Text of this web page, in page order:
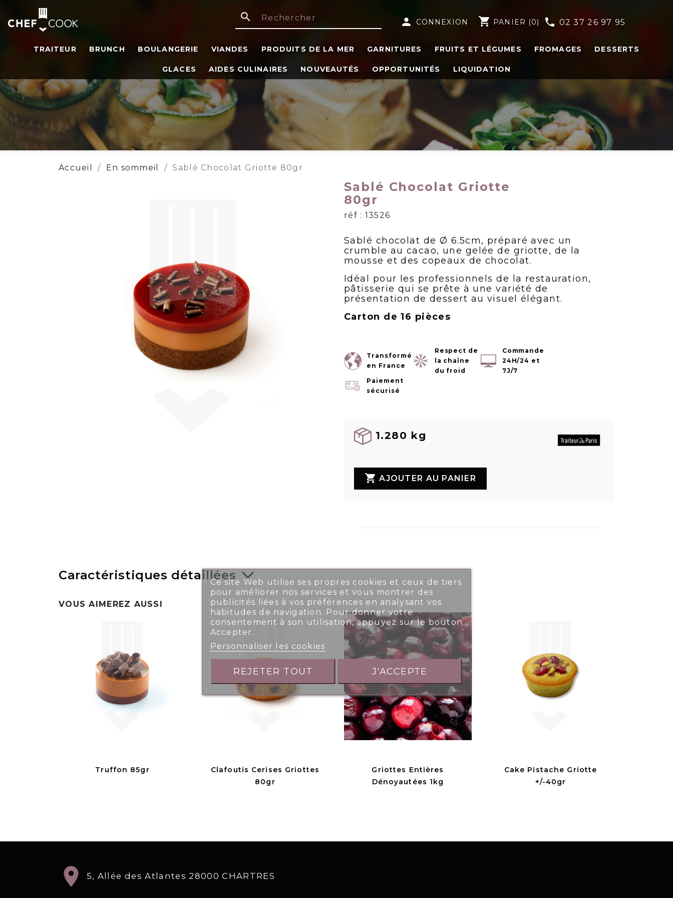
search person CONNEXION shopping_cart PANIER (0) phone 02 37 26 97 95
TRAITEUR BRUNCH BOULANGERIE VIANDES PRODUITS DE LA MER GARNITURES FRUITS ET LÉGUMES FROMAGES DESSERTS
GLACES AIDES CULINAIRES NOUVEAUTÉS OPPORTUNITÉS LIQUIDATION
Accueil En sommeil Sablé Chocolat Griotte 80gr
Sablé Chocolat Griotte
80gr
réf : 13526
Sablé chocolat de Ø 6.5cm, préparé avec un
crumble au cacao, une gelée de griotte, de la
mousse et des copeaux de chocolat.
Idéal pour les professionnels de la restauration,
pâtisserie qui se prête à une variété de
présentation de dessert au visuel élégant.
Carton de 16 pièces
Transformé
en France
Respect de
la chaîne
du froid
Commande
24H/24 et
7J/7
Paiement
sécurisé
1.280 kg
 AJOUTER AU PANIER
Caractéristiques détaillées
VOUS AIMEREZ AUSSI
Truffon 85gr
Clafoutis Cerises Griottes
80gr
Griottes Entières
Dénoyautées 1kg
Cake Pistache Griotte
+/-40gr
location_on 5, Allée des Atlantes 28000 CHARTRES
Ce site Web utilise ses propres cookies et ceux de tiers
pour améliorer nos services et vous montrer des
publicités liées à vos préférences en analysant vos
habitudes de navigation. Pour donner votre
consentement à son utilisation, appuyez sur le bouton
Accepter.
Personnaliser les cookies
REJETER TOUT J'ACCEPTE